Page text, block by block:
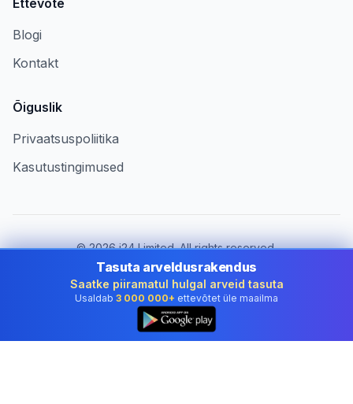
Ettevõte
Blogi
Kontakt
Õiguslik
Privaatsuspoliitika
Kasutustingimused
©2026i24 Limited. All rights reserved.
Ettevõtetele riigis Estonia
Muuda riiki:
Estonia
Tasuta arveldusrakendus
Saatke piiramatul hulgal arveid tasuta
Usaldab 3 000 000+ ettevõtet üle maailma